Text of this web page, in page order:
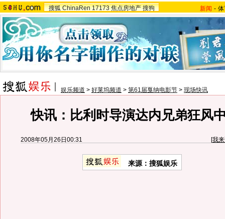
搜狐 ChinaRen 17173 焦点房地产 搜狗 新闻 -
娱乐频道 > 好莱坞频道 > 第61届戛纳电影节 > 现场快讯
快讯：比利时导演达内兄弟狂风
2008年05月26日00:31 [我
来源：搜狐娱乐